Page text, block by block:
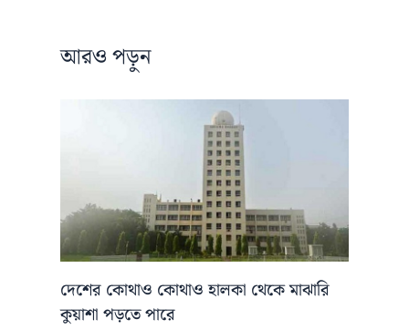
আরও পড়ুন
দেশের কোথাও কোথাও হালকা থেকে মাঝারি
কুয়াশা পড়তে পারে